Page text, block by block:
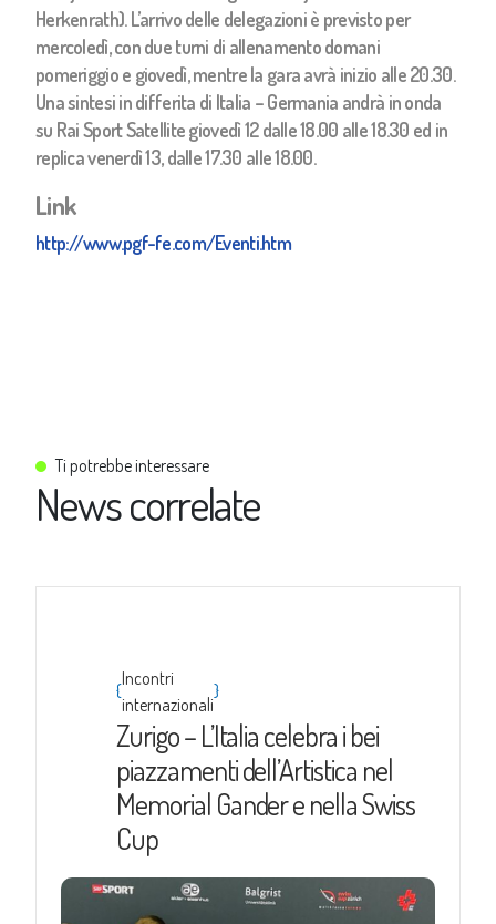
Herkenrath). L’arrivo delle delegazioni è previsto per
mercoledì, con due turni di allenamento domani
pomeriggio e giovedì, mentre la gara avrà inizio alle 20.30.
Una sintesi in differita di Italia – Germania andrà in onda
su Rai Sport Satellite giovedì 12 dalle 18.00 alle 18.30 ed in
replica venerdì 13, dalle 17.30 alle 18.00.
Link
http://www.pgf-fe.com/Eventi.htm
Ti potrebbe interessare
News correlate
{
Incontri
internazionali
}
Zurigo – L’Italia celebra i bei
piazzamenti dell’Artistica nel
Memorial Gander e nella Swiss
Cup